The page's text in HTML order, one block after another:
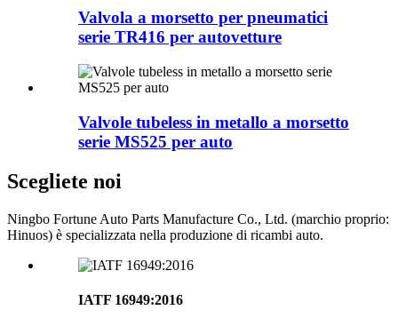
Valvola a morsetto per pneumatici
serie TR416 per autovetture
Valvole tubeless in metallo a morsetto
serie MS525 per auto
Scegliete noi
Ningbo Fortune Auto Parts Manufacture Co., Ltd. (marchio proprio:
Hinuos) è specializzata nella produzione di ricambi auto.
IATF 16949:2016